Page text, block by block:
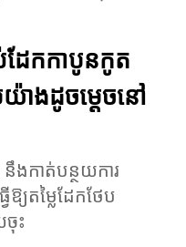
ែកកាបូនកូត
ងដូចម្តេចនៅ
នឹងកាត់បន្ថយការ
យតម្លៃដែកថែប
ះ